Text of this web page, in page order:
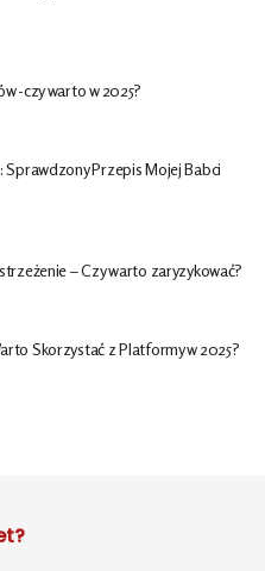
-czy warto w 2025?
Sprawdzony Przepis Mojej Babci
– Czy warto zaryzykować?
Skorzystać z Platformy w 2025?